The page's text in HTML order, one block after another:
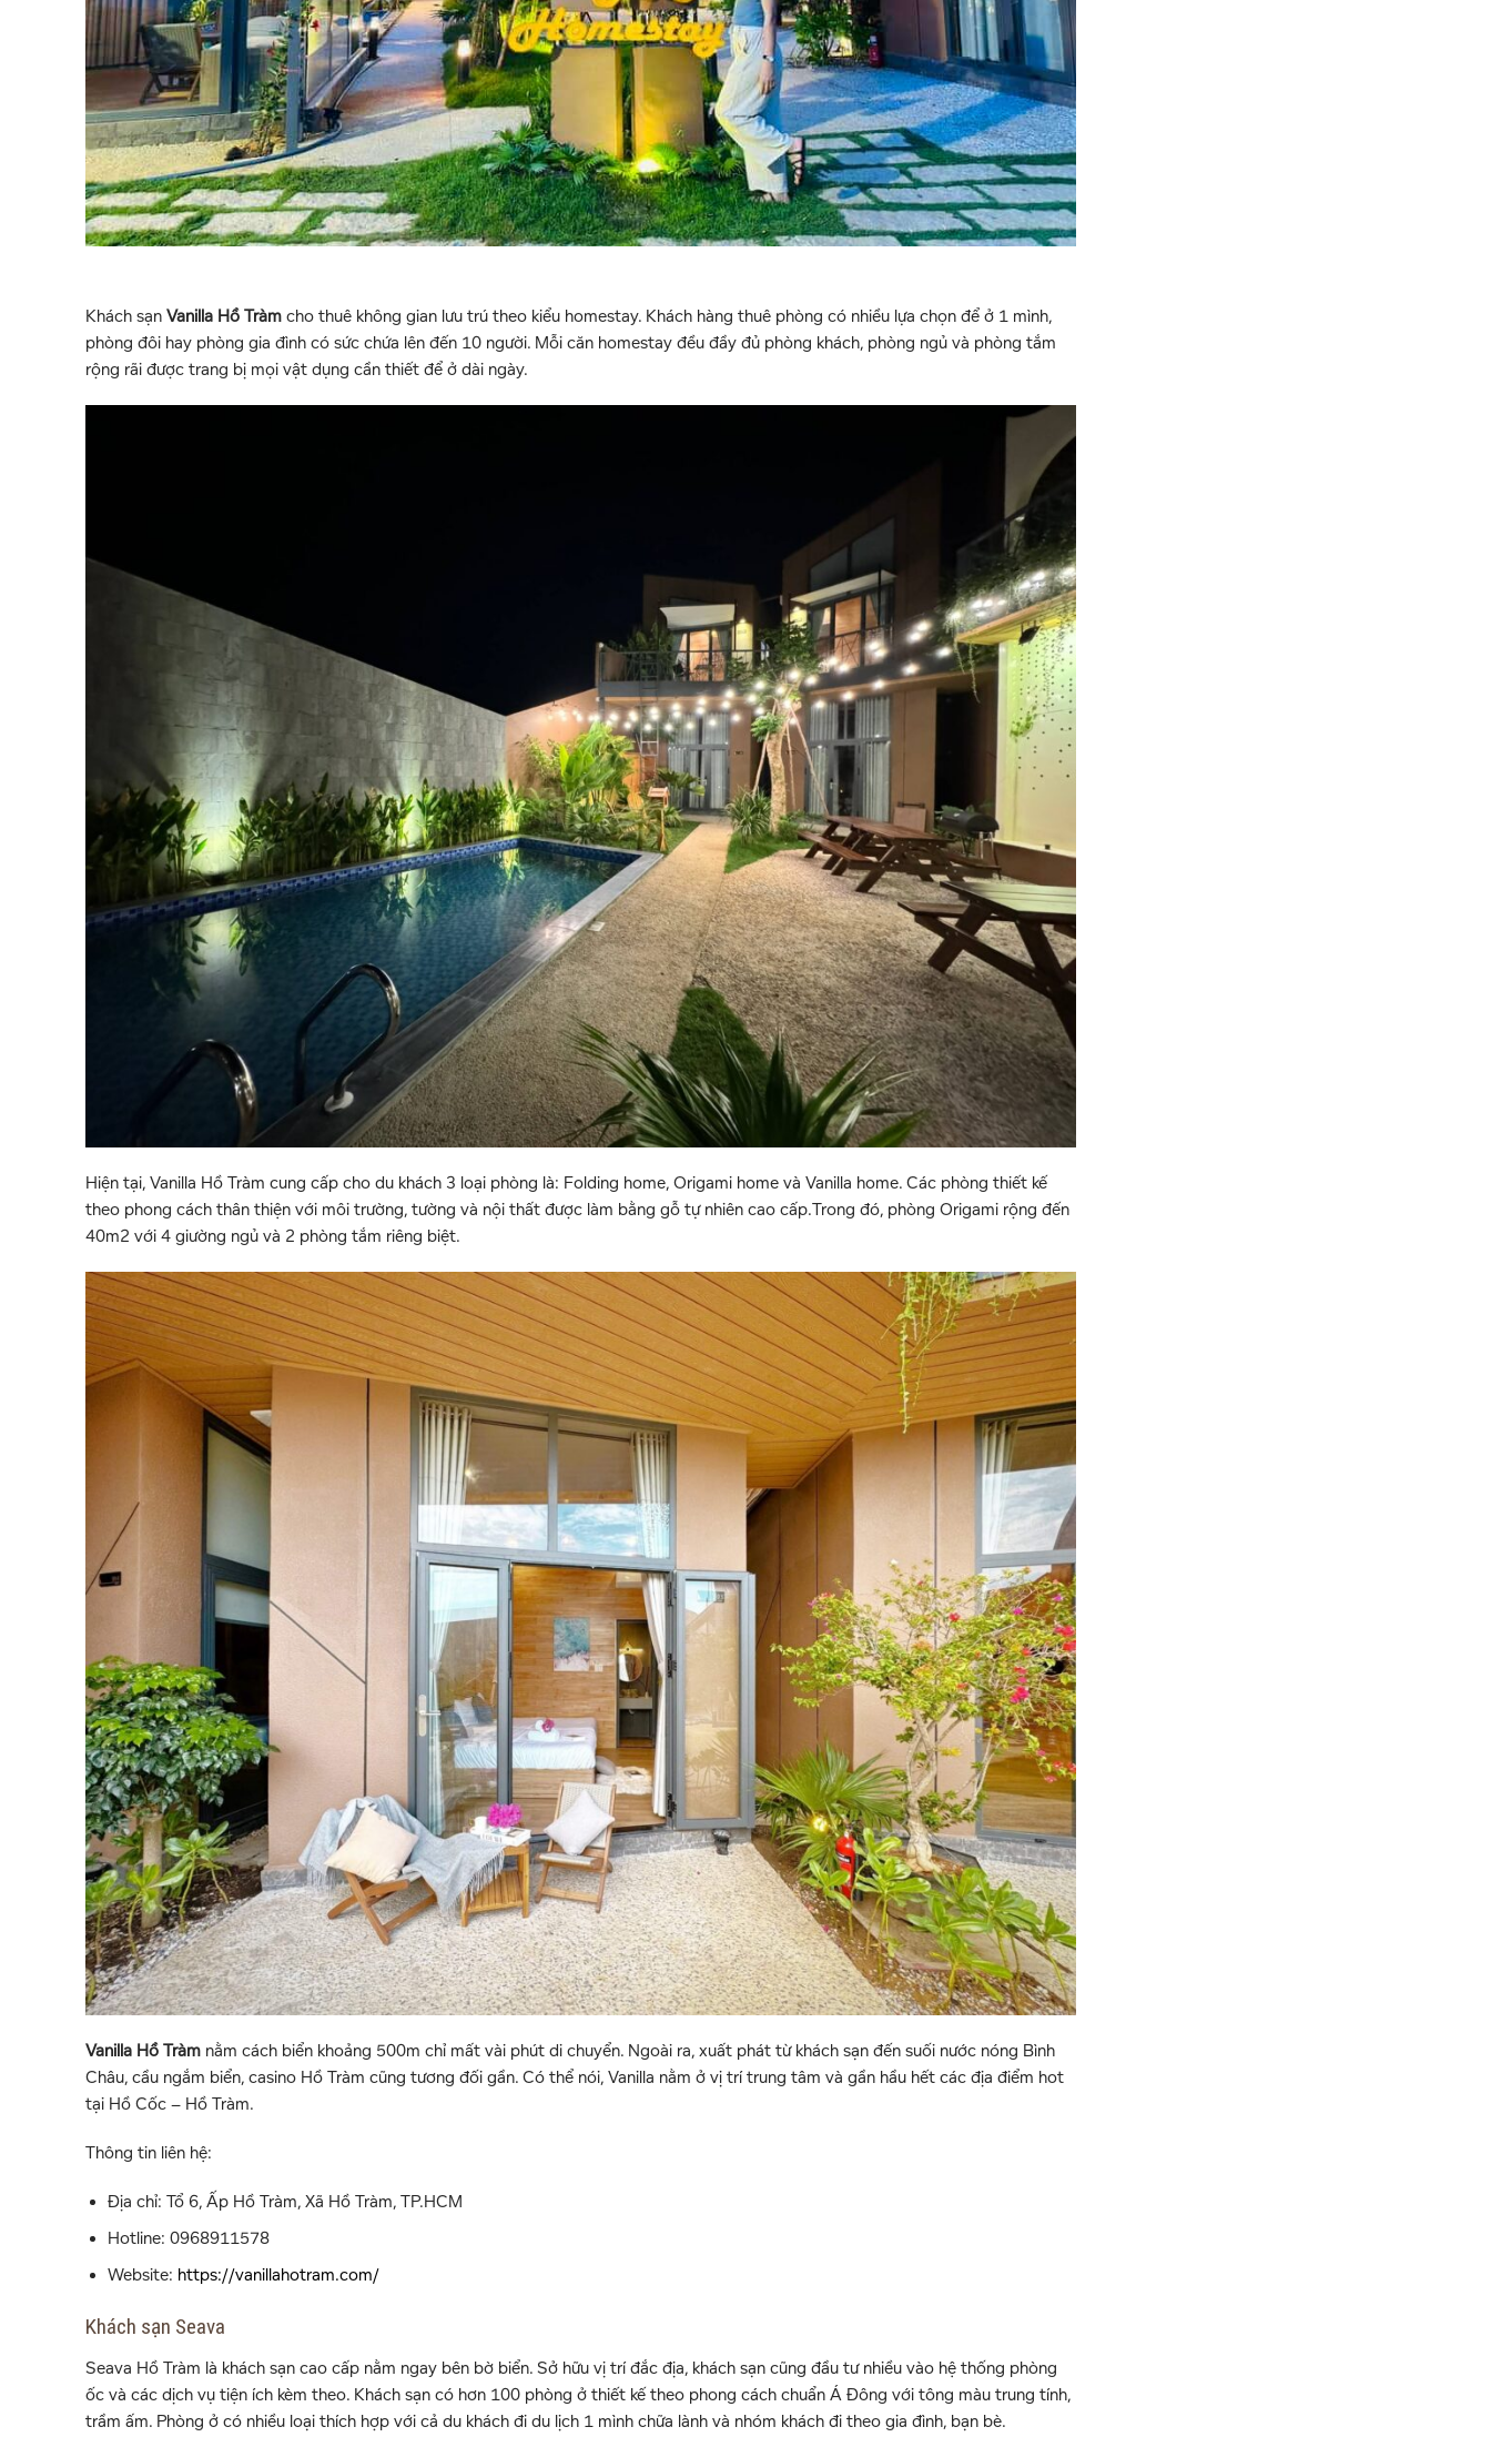
Khách sạn Vanilla Hồ Tràm cho thuê không gian lưu trú theo kiểu homestay. Khách hàng thuê phòng có nhiều lựa chọn để ở 1 mình,
phòng đôi hay phòng gia đình có sức chứa lên đến 10 người. Mỗi căn homestay đều đầy đủ phòng khách, phòng ngủ và phòng tắm
rộng rãi được trang bị mọi vật dụng cần thiết để ở dài ngày.
Hiện tại, Vanilla Hồ Tràm cung cấp cho du khách 3 loại phòng là: Folding home, Origami home và Vanilla home. Các phòng thiết kế
theo phong cách thân thiện với môi trường, tường và nội thất được làm bằng gỗ tự nhiên cao cấp.Trong đó, phòng Origami rộng đến
40m2 với 4 giường ngủ và 2 phòng tắm riêng biệt.
Vanilla Hồ Tràm nằm cách biển khoảng 500m chỉ mất vài phút di chuyển. Ngoài ra, xuất phát từ khách sạn đến suối nước nóng Bình
Châu, cầu ngắm biển, casino Hồ Tràm cũng tương đối gần. Có thể nói, Vanilla nằm ở vị trí trung tâm và gần hầu hết các địa điểm hot
tại Hồ Cốc – Hồ Tràm.
Thông tin liên hệ:
Địa chỉ: Tổ 6, Ấp Hồ Tràm, Xã Hồ Tràm, TP.HCM
Hotline: 0968911578
Website: https://vanillahotram.com/
Khách sạn Seava
Seava Hồ Tràm là khách sạn cao cấp nằm ngay bên bờ biển. Sở hữu vị trí đắc địa, khách sạn cũng đầu tư nhiều vào hệ thống phòng
ốc và các dịch vụ tiện ích kèm theo. Khách sạn có hơn 100 phòng ở thiết kế theo phong cách chuẩn Á Đông với tông màu trung tính,
trầm ấm. Phòng ở có nhiều loại thích hợp với cả du khách đi du lịch 1 mình chữa lành và nhóm khách đi theo gia đình, bạn bè.